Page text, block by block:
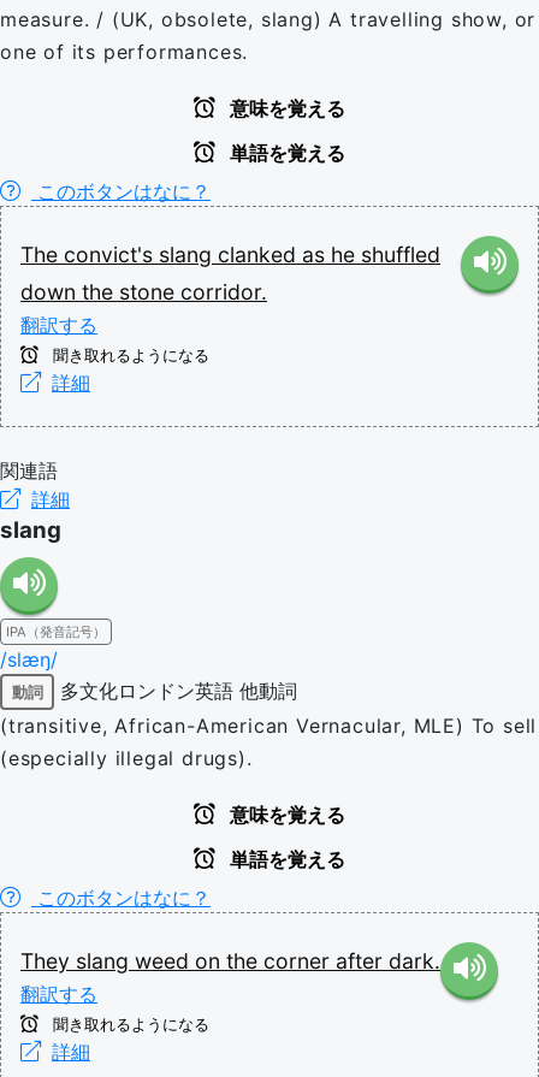
measure. / (UK, obsolete, slang) A travelling show, or
one of its performances.
意味を覚える
単語を覚える
このボタンはなに？
The convict's slang clanked as he shuffled
down the stone corridor.
翻訳する
聞き取れるようになる
詳細
関連語
詳細
slang
IPA（発音記号）
/slæŋ/
動詞 多文化ロンドン英語 他動詞
(transitive, African-American Vernacular, MLE) To sell
(especially illegal drugs).
意味を覚える
単語を覚える
このボタンはなに？
They slang weed on the corner after dark.
翻訳する
聞き取れるようになる
詳細